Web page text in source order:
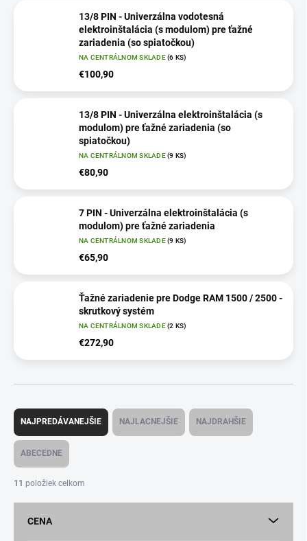
13/8 PIN - Univerzálna vodotesná
elektroinštalácia (s modulom) pre ťažné
zariadenia (so spiatočkou)
NA CENTRÁLNOM SKLADE(6 KS)
€100,90
13/8 PIN - Univerzálna elektroinštalácia (s
modulom) pre ťažné zariadenia (so
spiatočkou)
NA CENTRÁLNOM SKLADE(9 KS)
€80,90
7 PIN - Univerzálna elektroinštalácia (s
modulom) pre ťažné zariadenia
NA CENTRÁLNOM SKLADE(9 KS)
€65,90
Ťažné zariadenie pre Dodge RAM 1500 / 2500 -
skrutkový systém
NA CENTRÁLNOM SKLADE(2 KS)
€272,90
R
d
n
i
NAJPREDÁVANEJŠIE NAJLACNEJŠIE NAJDRAHŠIE
ABECEDNE
11 položiek celkom
CENA